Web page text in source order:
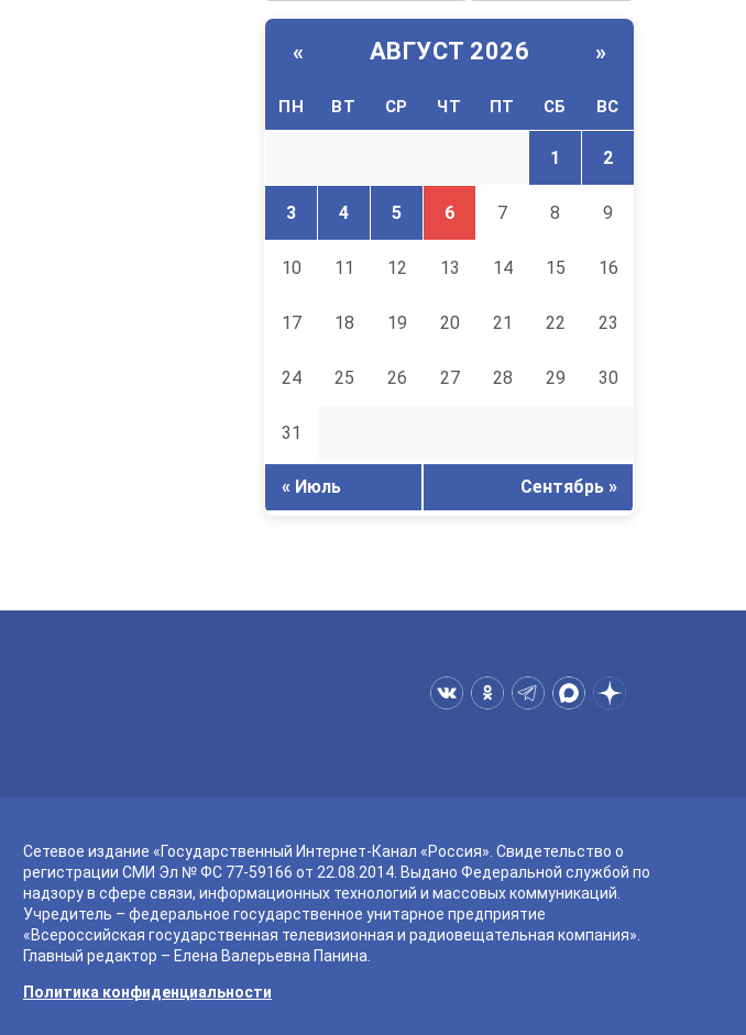
« АВГУСТ 2026 »
ПН ВТ СР ЧТ ПТ СБ ВС
1 2
3 4 5 6 7 8 9
10 11 12 13 14 15 16
17 18 19 20 21 22 23
24 25 26 27 28 29 30
31
« Июль Сентябрь »
Сетевое издание «Государственный Интернет-Канал «Россия». Свидетельство о
регистрации СМИ Эл № ФС 77-59166 от 22.08.2014. Выдано Федеральной службой по
надзору в сфере связи, информационных технологий и массовых коммуникаций.
Учредитель – федеральное государственное унитарное предприятие
«Всероссийская государственная телевизионная и радиовещательная компания».
Главный редактор – Елена Валерьевна Панина.
Политика конфиденциальности